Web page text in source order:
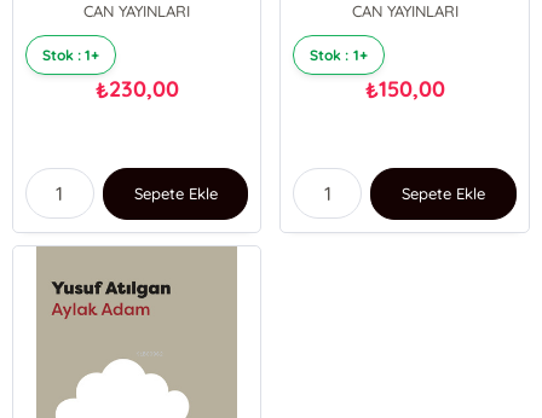
CAN YAYINLARI
Stok : 1+
₺230,00
Sepete Ekle
CAN YAYINLARI
Stok : 1+
₺150,00
Sepete Ekle